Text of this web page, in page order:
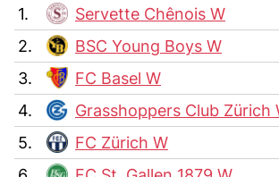
1. Servette Chênois W
2.
BSC Young Boys W
3.
FC Basel W
4.
Grasshoppers Club Zürich
5.
FC Zürich W